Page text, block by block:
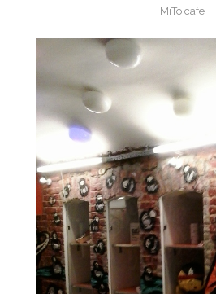
MiTo cafe